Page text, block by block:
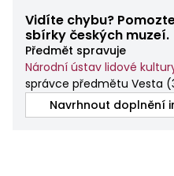
Vidíte chybu?
sbírky českých muzeí.
Předmět spravuje
Národní ústav lidové
správce předmětu Vesta (
Navrhnout doplnění